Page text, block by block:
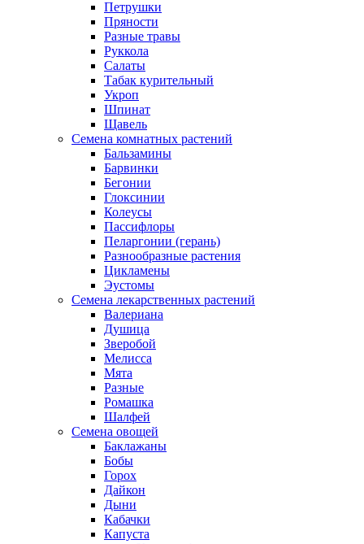
Петрушки
Пряности
Разные травы
Руккола
Салаты
Табак курительный
Укроп
Шпинат
Щавель
Семена комнатных растений
Бальзамины
Барвинки
Бегонии
Глоксинии
Колеусы
Пассифлоры
Пеларгонии (герань)
Разнообразные растения
Цикламены
Эустомы
Семена лекарственных растений
Валериана
Душица
Зверобой
Мелисса
Мята
Разные
Ромашка
Шалфей
Семена овощей
Баклажаны
Бобы
Горох
Дайкон
Дыни
Кабачки
Капуста